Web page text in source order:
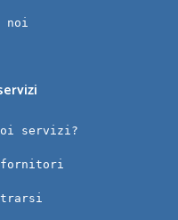
noi
servizi?